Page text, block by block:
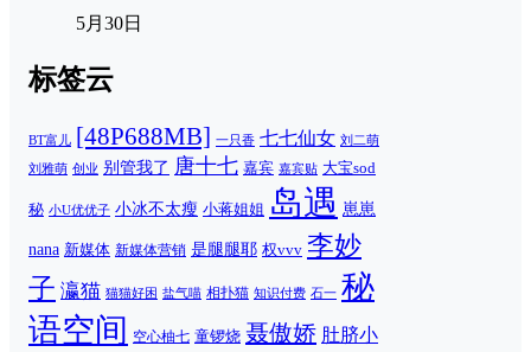
5月30日
标签云
BT富儿 [48P688MB] 一只香 七七仙女 刘二萌
刘雅萌 创业 别管我了 唐十七 嘉宾 嘉宾贴 大宝sod
秘 小U优优子 小冰不太瘦 小蒋姐姐 岛遇 崽崽
nana 新媒体 新媒体营销 是腿腿耶 权vvv 李妙
子 瀛猫 猫猫好困 盐气喵 相扑猫 知识付费 石一 秘
语空间
空心柚七 童锣烧 聂傲娇 肚脐小